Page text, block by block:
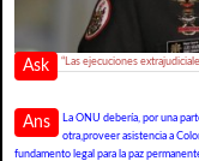
Ask “Las ejecuciones
Ans
La ONU debería, por una
otra,proveer asistencia a
fundamento legal para la paz